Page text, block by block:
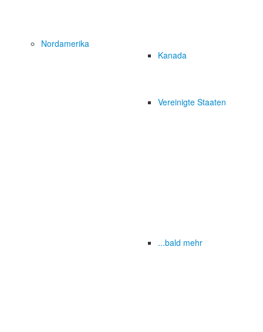
Nordamerika
Kanada
Vereinigte Staaten
...bald mehr